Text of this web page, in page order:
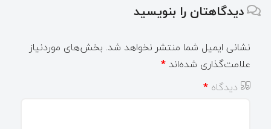
دیدگاهتان را بنویسید
نشانی ایمیل شما منتشر نخواهد شد. بخش‌های موردنیاز
علامت‌گذاری شده‌اند *
دیدگاه *